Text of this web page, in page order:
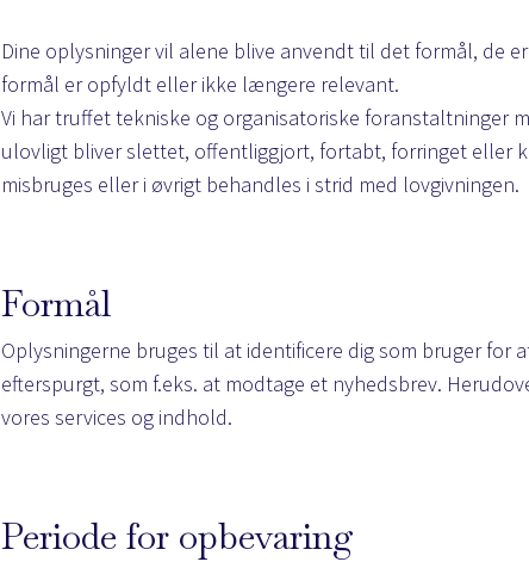
Dine oplysninger vil alene blive anvendt til det formål, de
formål er opfyldt eller ikke længere relevant.
Vi har truffet tekniske og organisatoriske foranstaltninger
ulovligt bliver slettet, offentliggjort, fortabt, forringet eller
misbruges eller i øvrigt behandles i strid med lovgivningen.
Formål
Oplysningerne bruges til at identificere dig som bruger for
efterspurgt, som f.eks. at modtage et nyhedsbrev.
vores services og indhold.
Periode for opbevaring